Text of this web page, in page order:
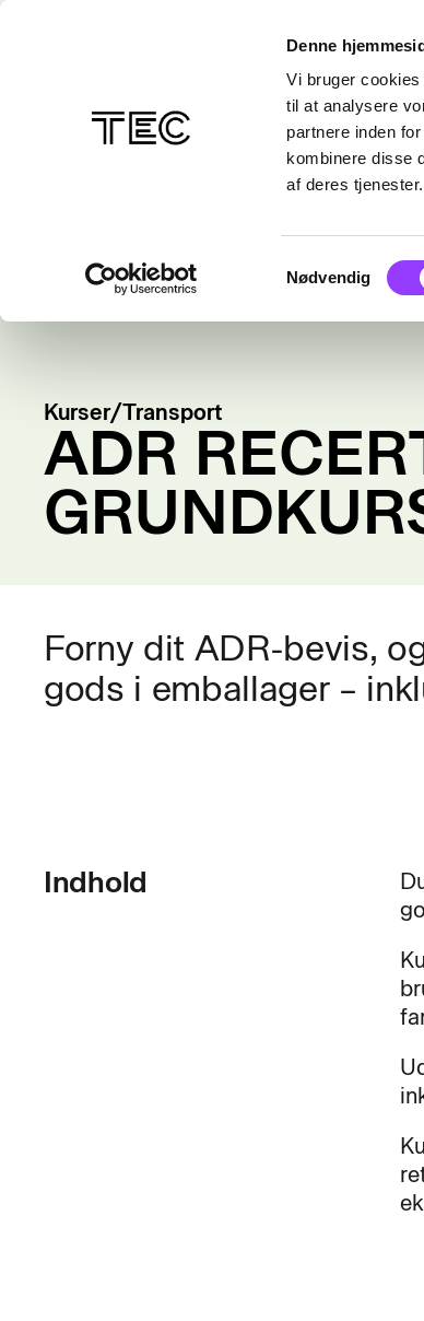
Denne
Vi bruger
til at analysere
partnere inden
kombinere disse
af deres tjenester.
Samtykkevalg
Nødvendig
Kurser/Transport
ADR
Forny dit ADR-bevis,
gods i emballager –
Indhold